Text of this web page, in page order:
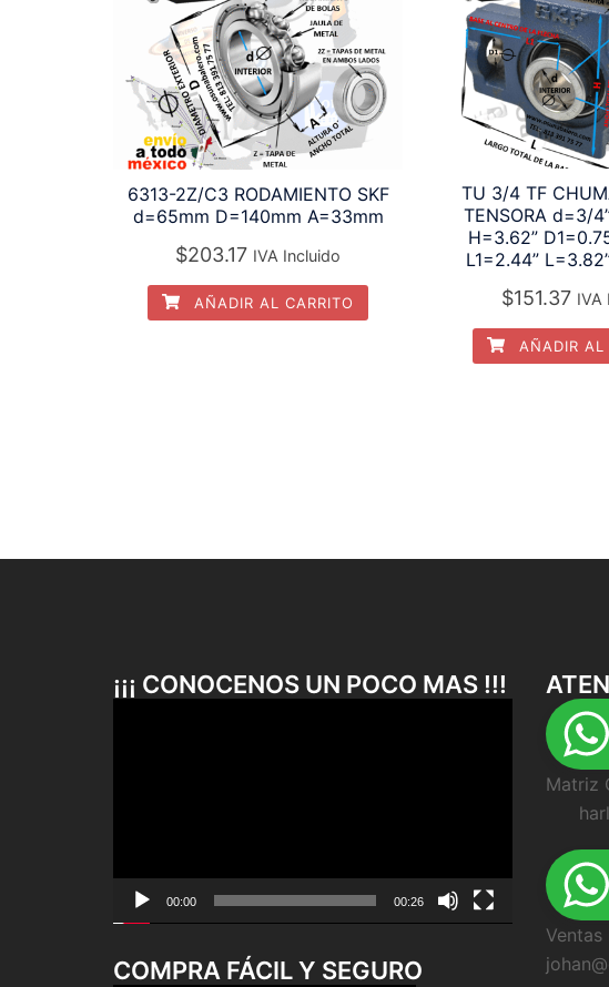
6313-2Z/C3 RODAMIENTO SKF
d=65mm D=140mm A=33mm
$203.17 IVA Incluido
AÑADIR AL CARRITO
TU 3/4 TF
TENSORA d=3/
H=3.62”
L1=2.44”
$151.37 IVA
AÑADIR AL
¡¡¡ CONOCENOS UN POCO MAS !!!
00:00 00:26
COMPRA FÁCIL Y SEGURO